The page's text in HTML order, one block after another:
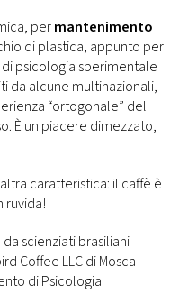
permantenimento
di plastica, appunto per
psicologia sperimentale
da alcune multinazionali,
“ortogonale” del
È un piacere dimezzato,
caratteristica: il caffè è
ruvida!
scienziati brasiliani
Coffee LLC di Mosca
di Psicologia